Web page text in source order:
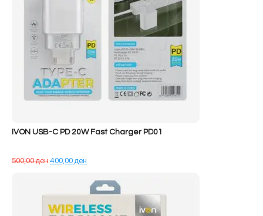
IVON USB-C PD 20W Fast Charger PD01
500,00денÇmimi
400,00ден
tanishëm
është:
400,00 ден.